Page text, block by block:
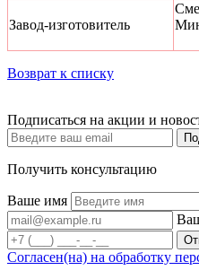
Завод-изготовитель
Возврат к списку
Подписаться на акции и
Получить консультацию
Ваше имя
Согласен(на) на обработку